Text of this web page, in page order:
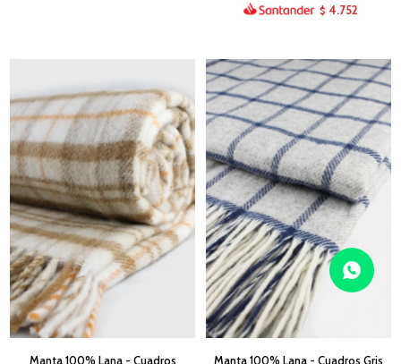
$ 4.752
Manta 100% Lana - Cuadros Manta 100% Lana - Cuadros Gris